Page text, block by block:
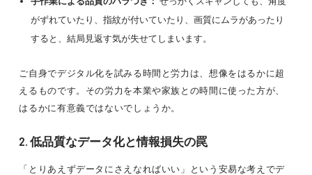
がずれていたり、指紋が付いていたり、画質にムラがあったり
すると、結局見返す気が失せてしまいます。
ご自身でデジタル化を試みる時間と労力は、想像をはるかに超
えるものです。その労力を本業や家族との時間に使った方が、
はるかに有意義ではないでしょうか。
2. 低品質なデータ化と情報損失の罠
「とりあえずデータにさえなればいい」という安易な考えでデ